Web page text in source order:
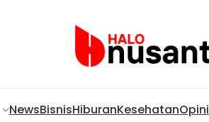
NewsBisnisHiburanKesehatanOpini